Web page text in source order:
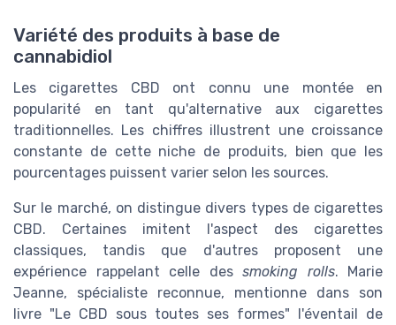
Variété des produits à base de
cannabidiol
Les cigarettes CBD ont connu une montée en
popularité en tant qu'alternative aux cigarettes
traditionnelles. Les chiffres illustrent une croissance
constante de cette niche de produits, bien que les
pourcentages puissent varier selon les sources.
Sur le marché, on distingue divers types de cigarettes
CBD. Certaines imitent l'aspect des cigarettes
classiques, tandis que d'autres proposent une
expérience rappelant celle des smoking rolls. Marie
Jeanne, spécialiste reconnue, mentionne dans son
livre "Le CBD sous toutes ses formes" l'éventail de